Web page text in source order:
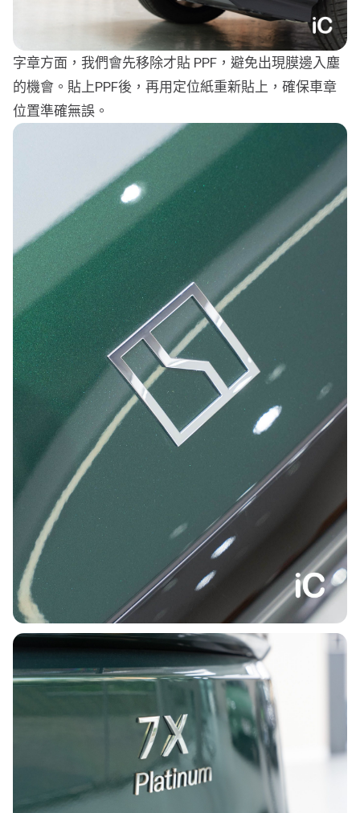
字章方面，我們會先移除才貼 PPF，避免出現膜邊入塵
的機會。貼上PPF後，再用定位紙重新貼上，確保車章
位置準確無誤。